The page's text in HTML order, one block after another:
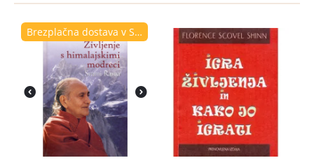
Brezplačna dostava v Sloveniji